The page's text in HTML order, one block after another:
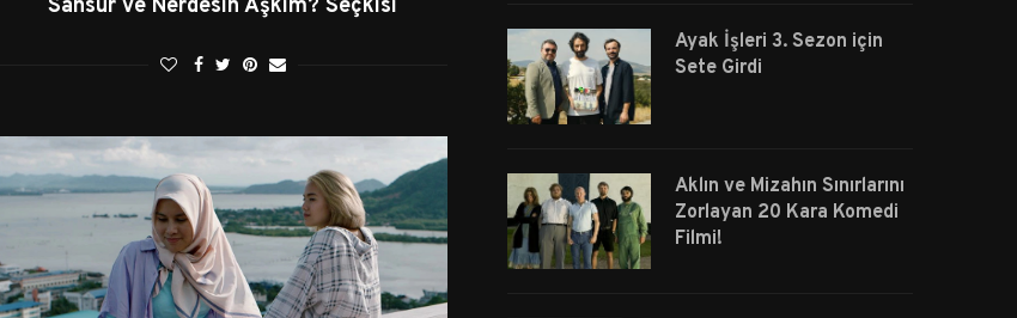
Sansür ve Nerdesin Aşkım? Seçkisi
Ayak İşleri 3. Sezon için
Sete Girdi
Aklın ve Mizahın Sınırlarını
Zorlayan 20 Kara Komedi
Filmi!